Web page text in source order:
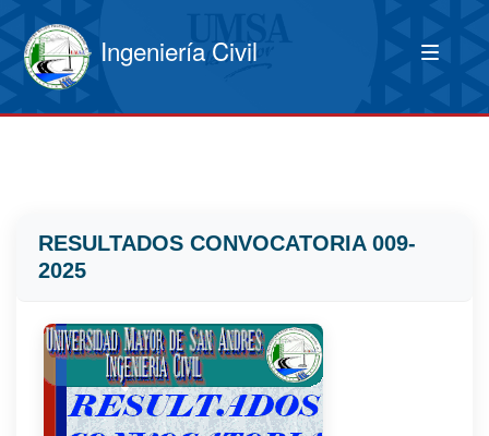
Ingeniería Civil
RESULTADOS CONVOCATORIA 009-
2025